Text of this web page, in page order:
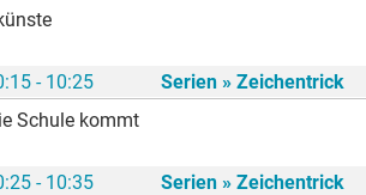
- 10:25 Serien » Zeichentrick
Schule kommt
- 10:35 Serien » Zeichentrick